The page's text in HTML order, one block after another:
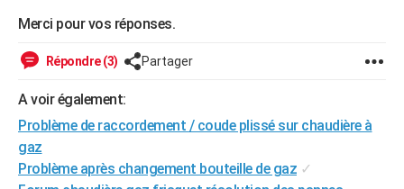
FORUM
Bricolage
Lifestyle
Culture
Sport
Auto
Television
Voyage
Cinema
Merci pour vos réponses.
Répondre (3) Partager
A voir également:
Problème de raccordement / coude plissé sur chaudière à
gaz
Problème après changement bouteille de gaz ✓